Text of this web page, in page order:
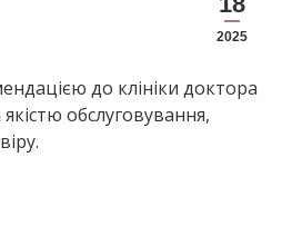
2025
до клініки доктора
обслуговування,